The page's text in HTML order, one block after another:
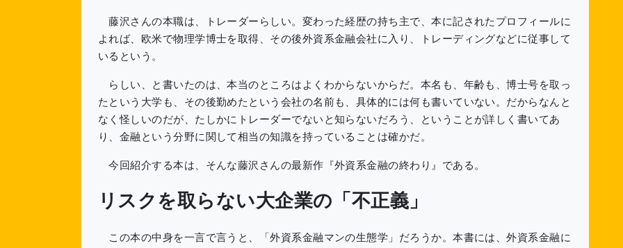
藤沢さんの本職は、トレーダーらしい。変わった経歴の持ち主で、本に記されたプロフィールに
よれば、欧米で物理学博士を取得、その後外資系金融会社に入り、トレーディングなどに従事して
いるという。
らしい、と書いたのは、本当のところはよくわからないからだ。本名も、年齢も、博士号を取っ
たという大学も、その後勤めたという会社の名前も、具体的には何も書いていない。だからなんと
なく怪しいのだが、たしかにトレーダーでないと知らないだろう、ということが詳しく書いてあ
り、金融という分野に関して相当の知識を持っていることは確かだ。
今回紹介する本は、そんな藤沢さんの最新作『外資系金融の終わり』である。
リスクを取らない大企業の「不正義」
この本の中身を一言で言うと、「外資系金融マンの生態学」だろうか。本書には、外資系金融に